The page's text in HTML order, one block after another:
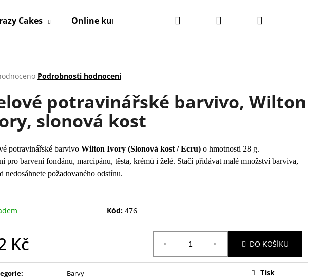
Cakes Online kurzy Kontakty Obchodní podmínky
Hledat PřihlášeníNákupní
Podrobnosti hodnocení
potravinářské barvivo, Wilton
slonová kost
potravinářské barvivo Wilton Ivory (Slonová kost / Ecru) o hmotnosti 28 g.
pro barvení fondánu, marcipánu, těsta, krémů i želé. Stačí přidávat malé množství barviva,
nedosáhnete požadovaného odstínu.
Kód: 476
Kč DO KOŠÍKU
:
Barvy
Tisk